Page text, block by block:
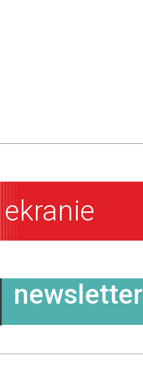
newsletter